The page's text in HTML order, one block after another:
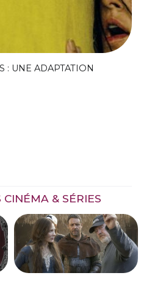
: UNE ADAPTATION
& SÉRIES